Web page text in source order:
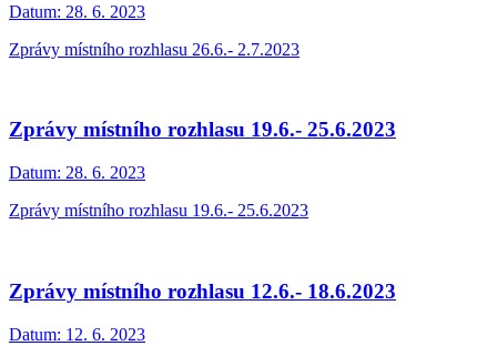
Datum: 28. 6. 2023
Zprávy místního rozhlasu 26.6.- 2.7.2023
Zprávy místního rozhlasu 19.6.- 25.6.2023
Datum: 28. 6. 2023
Zprávy místního rozhlasu 19.6.- 25.6.2023
Zprávy místního rozhlasu 12.6.- 18.6.2023
Datum: 12. 6. 2023